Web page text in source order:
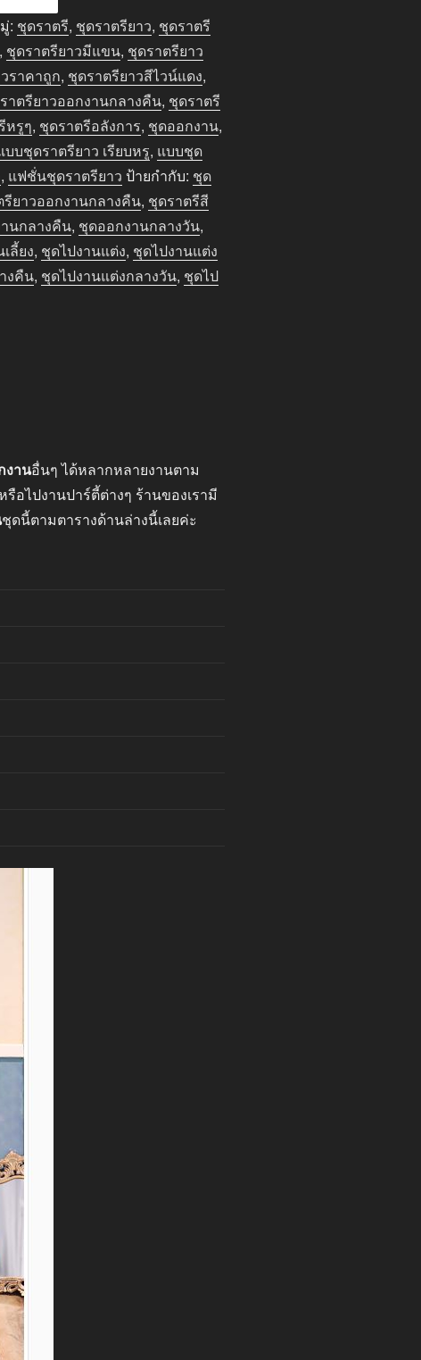
: ชุดราตรี, ชุดราตรียาว, ชุดราตรี
, ชุดราตรียาวมีแขน, ชุดราตรียาว
ราคาถูก, ชุดราตรียาวสีไวน์แดง,
าตรียาวออกงานกลางคืน, ชุดราตรี
หรูๆ, ชุดราตรีอลังการ, ชุดออกงาน,
บบชุดราตรียาว เรียบหรู, แบบชุด
, แฟชั่นชุดราตรียาว ป้ายกำกับ: ชุด
รียาวออกงานกลางคืน, ชุดราตรีสี
นกลางคืน, ชุดออกงานกลางวัน,
ลี้ยง, ชุดไปงานแต่ง, ชุดไปงานแต่ง
งคืน, ชุดไปงานแต่งกลางวัน, ชุดไป
งานอื่นๆ ได้หลากหลายงานตาม
อไปงานปาร์ตี้ต่างๆ ร้านของเรามี
ชุดนี้ตามตารางด้านล่างนี้เลยค่ะ